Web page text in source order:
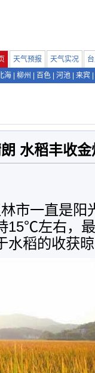
天气预报 天气实况
海 柳州 百色 河池 来宾
水稻丰收金
市一直是阳
15℃左右，
水稻的收获